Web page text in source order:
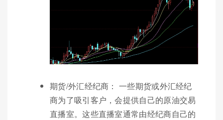
期货/外汇经纪商： 一些期货或外汇经纪
商为了吸引客户，会提供自己的原油交易
直播室。这些直播室通常由经纪商自己的